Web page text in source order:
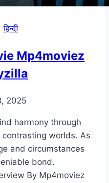
|हिन्दी
Mp4moviez
2025
harmony through
worlds. As
and circumstances
bond.
By Mp4moviez